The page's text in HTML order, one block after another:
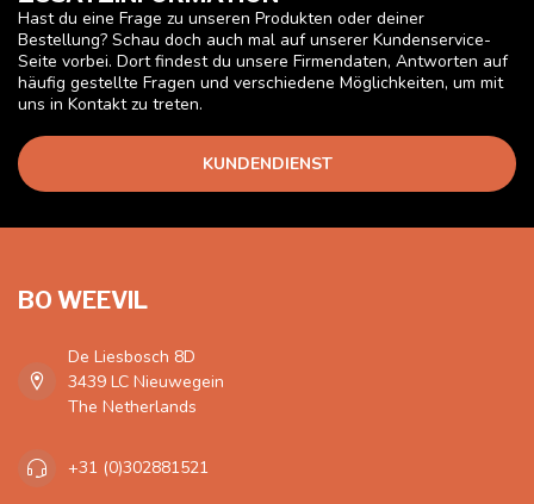
Hast du eine Frage zu unseren Produkten oder deiner
Bestellung? Schau doch auch mal auf unserer Kundenservice-
Seite vorbei. Dort findest du unsere Firmendaten, Antworten auf
häufig gestellte Fragen und verschiedene Möglichkeiten, um mit
uns in Kontakt zu treten.
KUNDENDIENST
BO WEEVIL
De Liesbosch 8D
3439 LC Nieuwegein
The Netherlands
+31 (0)302881521